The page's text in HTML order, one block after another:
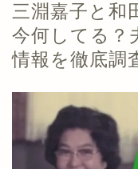
三淵嘉子と和
今何してる？
情報を徹底調